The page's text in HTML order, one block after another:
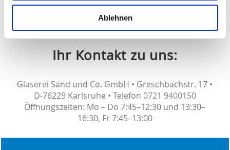
Ablehnen
Eindringen über die Scheibe erheblich erschweren.
Ihr Kontakt zu uns:
Glaserei Sand und Co. GmbH • Greschbachstr. 17 •
D-76229 Karlsruhe • Telefon 0721 9400150
Öffnungszeiten: Mo – Do 7:45–12:30 und 13:30–
16:30, Fr 7:45–13:00